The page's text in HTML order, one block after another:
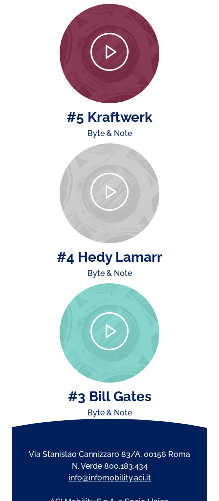
#5 Kraftwerk
Byte & Note
#4 Hedy Lamarr
Byte & Note
#3 Bill Gates
Byte & Note
Via Stanislao Cannizzaro 83/A, 00156 Roma
N. Verde 800.183.434
info@infomobility.aci.it